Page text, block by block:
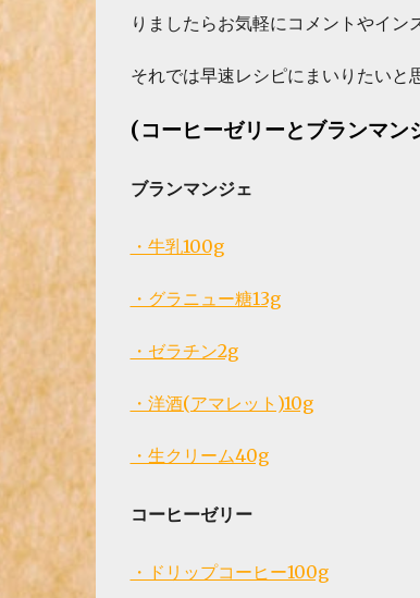
りましたらお気軽にコメントやイ
それでは早速レシピにまいりたいと
(コーヒーゼリーとブランマン
ブランマンジェ
・牛乳100g
・グラニュー糖13g
・ゼラチン2g
・洋酒(アマレット)10g
・生クリーム40g
コーヒーゼリー
・ドリップコーヒー100g